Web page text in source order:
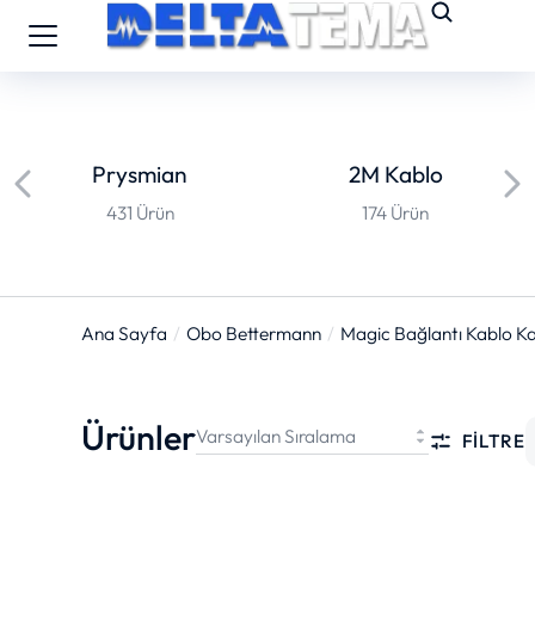
Prysmian
431 Ürün
2M Kablo
174 Ürün
You are here:
Ana Sayfa Obo Bettermann Magic­ Bağlantı Kablo
Ürünler FILTRE